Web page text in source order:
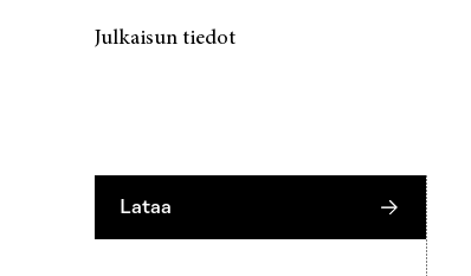
Julkaisun tiedot
Lataa